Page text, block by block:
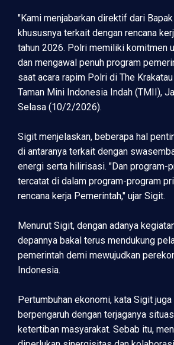
"Kami menjabarkan direktif dari
khususnya terkait dengan rencana
tahun 2026. Polri memiliki komitmen
dan mengawal penuh program
saat acara rapim Polri di The
Taman Mini Indonesia Indah (TMII),
Selasa (10/2/2026).
Sigit menjelaskan, beberapa hal
di antaranya terkait dengan
energi serta hilirisasi. "Dan program-
tercatat di dalam program-program
rencana kerja Pemerintah," ujar Sigit.
Menurut Sigit, dengan adanya
depannya bakal terus mendukung
pemerintah demi mewujudkan
Indonesia.
Pertumbuhan ekonomi, kata Sigit
berpengaruh dengan terjaganya
ketertiban masyarakat. Sebab itu,